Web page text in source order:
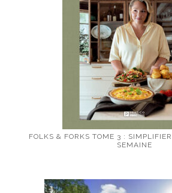
FOLKS & FORKS TOME 3 :
SEMAINE